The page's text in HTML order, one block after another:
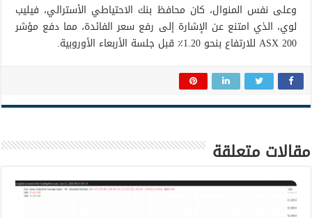
وعلى نفس المنوال، كان محافظ بنك الاحتياطي الأسترالي، فيليب
لوي، الذي امتنع عن الإشارة إلى رفع سعر الفائدة، مما دفع مؤشر
ASX 200 للارتفاع بنحو 1.20٪ قبل جلسة الأربعاء الأوروبية.
مقالات متعلقة